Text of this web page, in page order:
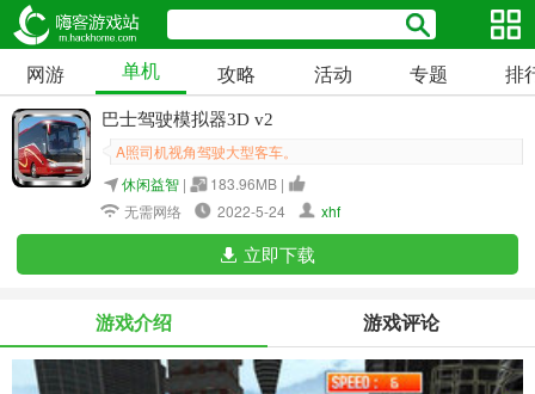
网游 单机 攻略 活动 专题 排
巴士驾驶模拟器3D v2
A照司机视角驾驶大型客车。
休闲益智 |
183.96MB |
无需网络
2022-5-24 xhf
立即下载
游戏介绍 游戏评论